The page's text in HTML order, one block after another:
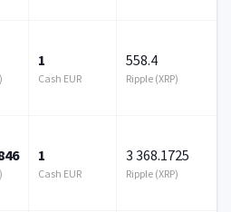
1
Cash EUR
558.4
Ripple (XRP)
1
Cash EUR
3 368.1725
Ripple (XRP)